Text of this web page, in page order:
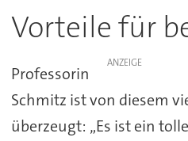
Vorteile für
ANZEIGE
Professorin
Schmitz ist von diesem
überzeugt: „Es ist ein